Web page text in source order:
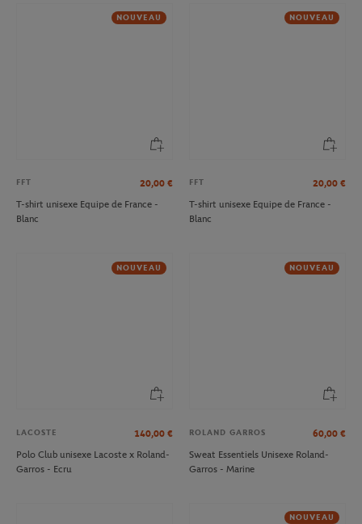
NOUVEAU
FFT 20,00 €
T-shirt unisexe Equipe de France -
Blanc
NOUVEAU
FFT 20,00 €
T-shirt unisexe Equipe de France -
Blanc
NOUVEAU
LACOSTE 140,00 €
Polo Club unisexe Lacoste x Roland-
Garros - Ecru
NOUVEAU
ROLAND GARROS 60,00 €
Sweat Essentiels Unisexe Roland-
Garros - Marine
NOUVEAU